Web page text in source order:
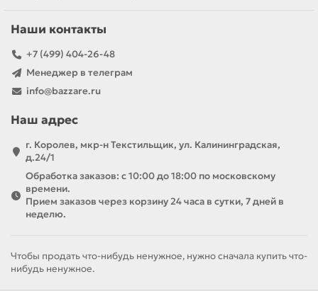
Наши контакты
+7 (499) 404-26-48
Менеджер в телеграм
info@bazzare.ru
Наш адрес
г. Королев, мкр-н Текстильщик, ул. Калининградская,
д.24/1
Обработка заказов: с 10:00 до 18:00 по московскому
времени.
Прием заказов через корзину 24 часа в сутки, 7 дней в
неделю.
Чтобы продать что-нибудь ненужное, нужно сначала купить что-
нибудь ненужное.